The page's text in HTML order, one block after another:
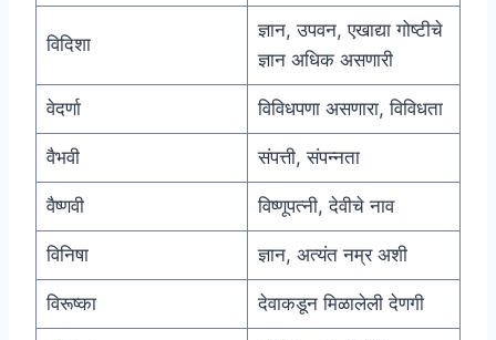
विदिशा
ज्ञान, उपवन, एखाद्या गोष्टीचे
ज्ञान अधिक असणारी
वेदर्णा विविधपणा असणारा, विविधता
वैभवी संपत्ती, संपन्नता
वैष्णवी विष्णूपत्नी, देवीचे नाव
विनिषा ज्ञान, अत्यंत नम्र अशी
विरूष्का देवाकडून मिळालेली देणगी